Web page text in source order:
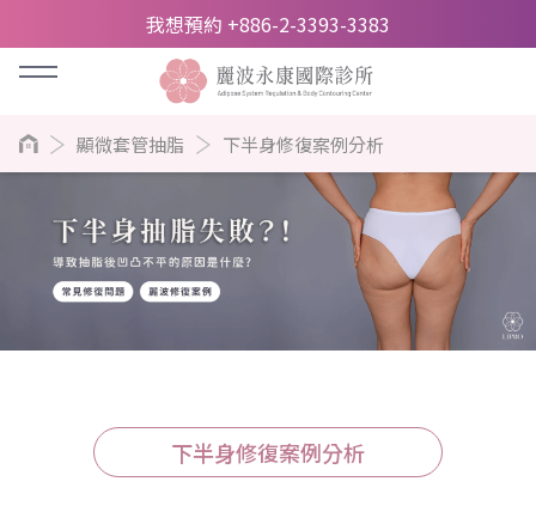
我想預約 +886-2-3393-3383
顯微套管抽脂 下半身修復案例分析
下半身修復案例分析